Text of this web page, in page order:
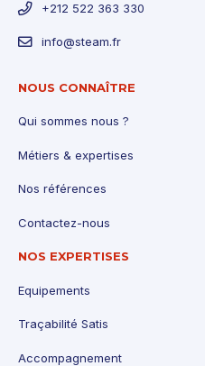
+212 522 363 330
info@steam.fr
NOUS CONNAÎTRE
Qui sommes nous ?
Métiers & expertises
Nos références
Contactez-nous
NOS EXPERTISES
Equipements
Traçabilité Satis
Accompagnement